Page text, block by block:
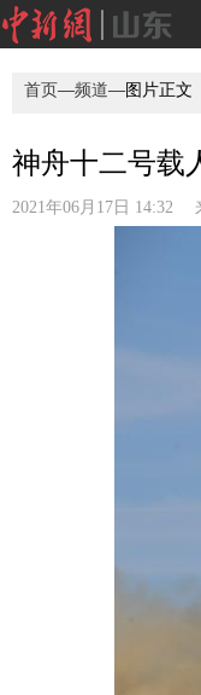
首页—频道—图片正文
神舟十二号载
2021年06月17日 14:32